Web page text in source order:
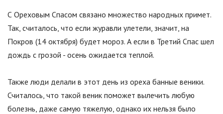
С Ореховым Спасом связано множество народных примет.
Так, считалось, что если журавли улетели, значит, на
Покров (14 октября) будет мороз. А если в Третий Спас шел
дождь с грозой - осень ожидается теплой.
Также люди делали в этот день из ореха банные веники.
Считалось, что такой веник поможет вылечить любую
болезнь, даже самую тяжелую, однако их нельзя было